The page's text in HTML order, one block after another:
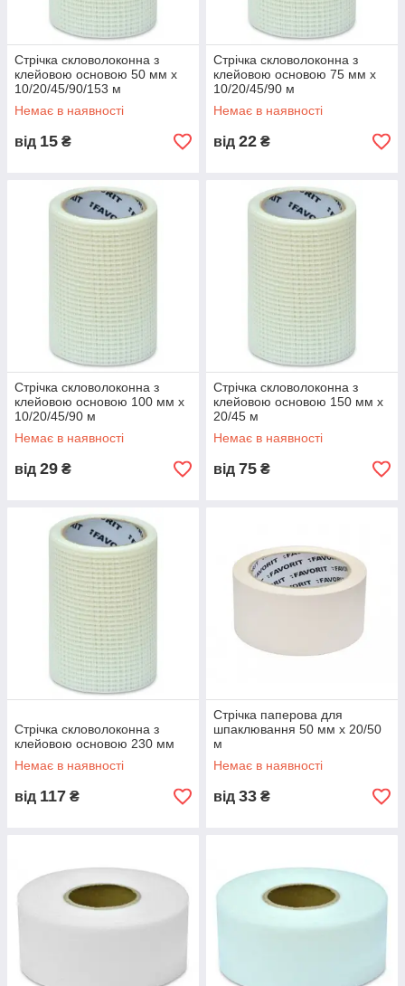
Стрічка скловолоконна з
клейовою основою 50 мм х
10/20/45/90/153 м
Немає в наявності
від 15 ₴
Стрічка скловолоконна з
клейовою основою 75 мм х
10/20/45/90 м
Немає в наявності
від 22 ₴
Стрічка скловолоконна з
клейовою основою 100 мм х
10/20/45/90 м
Немає в наявності
від 29 ₴
Стрічка скловолоконна з
клейовою основою 150 мм х
20/45 м
Немає в наявності
від 75 ₴
Стрічка скловолоконна з
клейовою основою 230 мм
Немає в наявності
від 117 ₴
Стрічка паперова для
шпаклювання 50 мм х 20/50
м
Немає в наявності
від 33 ₴